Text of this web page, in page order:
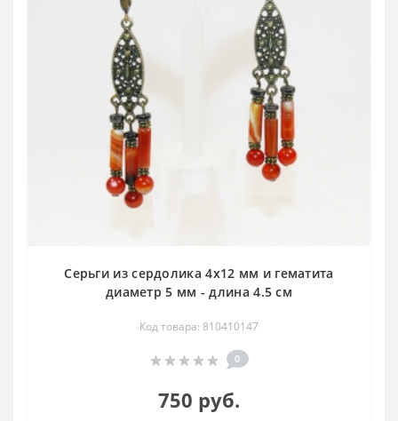
служащие вставками в наших изделиях - это натуральные
камни, а, значит, обладают соответствующими свойствами
и энергетикой. Усиленные серебряной оправой, они будут
не только подчёркивать Вашу красоту, но и служить
мощным оберегом от негативного воздействия.
Серьги из сердолика 4х12 мм и гематита
диаметр 5 мм - длина 4.5 см
Код товара: 810410147
0
750 руб.